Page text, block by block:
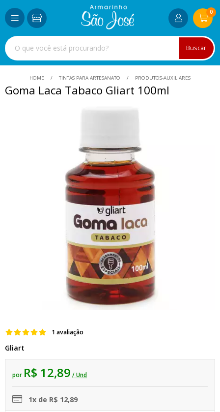
Buscar
0
HOME TINTAS PARA ARTESANATO PRODUTOS-AUXILIARES
Goma Laca Tabaco Gliart 100ml
1 avaliação
Gliart
por R$ 12,89 / Und
1x de R$ 12,89